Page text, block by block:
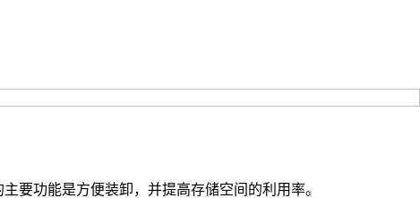
要功能是方便装卸，并提高存储空间的利用率。